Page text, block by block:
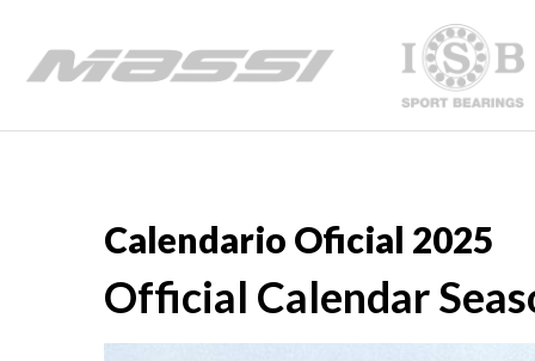
Calendario Oficial 2025
Official Calendar